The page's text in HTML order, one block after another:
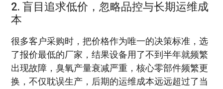
2. 盲目追求低价，忽略品控与长期运维成
本
很多客户采购时，把价格作为唯一的决策标准，选
了报价最低的厂家，结果设备用了不到半年就频繁
出现故障，臭氧产量衰减严重，核心零部件频繁更
换，不仅耽误生产，后期的运维成本远远超过了当